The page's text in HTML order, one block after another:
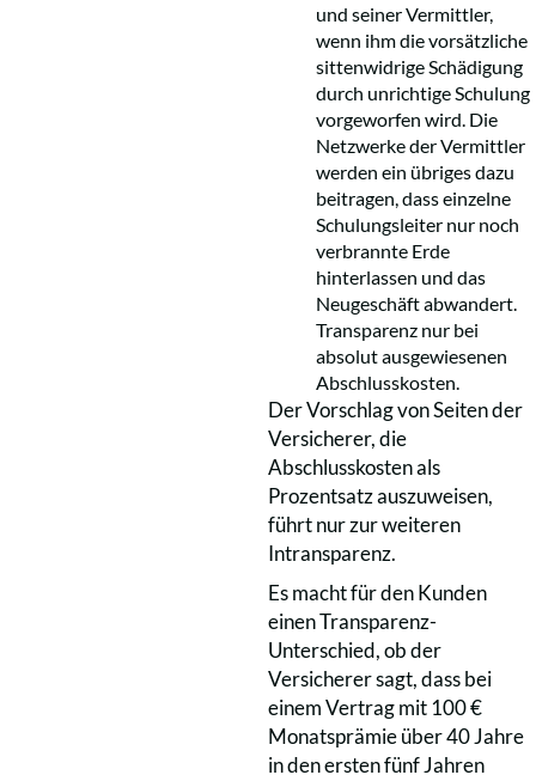
und seiner Vermittler,
wenn ihm die vorsätzliche
sittenwidrige Schädigung
durch unrichtige Schulung
vorgeworfen wird. Die
Netzwerke der Vermittler
werden ein übriges dazu
beitragen, dass einzelne
Schulungsleiter nur noch
verbrannte Erde
hinterlassen und das
Neugeschäft abwandert.
Transparenz nur bei
absolut ausgewiesenen
Abschlusskosten.
Der Vorschlag von Seiten der
Versicherer, die
Abschlusskosten als
Prozentsatz auszuweisen,
führt nur zur weiteren
Intransparenz.
Es macht für den Kunden
einen Transparenz-
Unterschied, ob der
Versicherer sagt, dass bei
einem Vertrag mit 100 €
Monatsprämie über 40 Jahre
in den ersten fünf Jahren